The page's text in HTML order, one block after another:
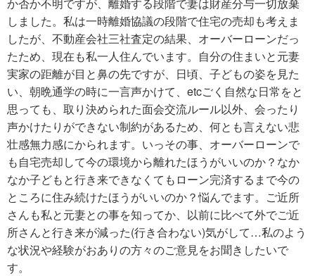
しました。私は一時離婚協議の段階で住宅の売却も考えま
したが、不動産会社三社査定の結果、オーバーローンだっ
たため、現在も私一人住んでいます。自分の住まいと元妻
実家の距離が目と鼻の先ですが、日頃、子どもの姿を見た
い、朝晩通学の時に一言声かけて、etcごく自然な日常をと
思っても、取り決められた面会交流ルール以外、会ったり
声かけたりができない制約があるため、何とも言えない悲
壮感無力感にかられます。いっその事、オーバーローンで
も自宅売却して今の環境から離れたほうがいいのか？なか
なか子どもと行き来できなくてもローン完済するまで今の
ところに住み続けたほうがいいのか？悩んでます。ご近所
さんも私と元妻との事を知ってか、以前に比べて外でご近
所さんと行き来が減った(行き合わない)気がして…私のよう
な状況や経験がおありの方々のご意見をお聞きしたいで
す。